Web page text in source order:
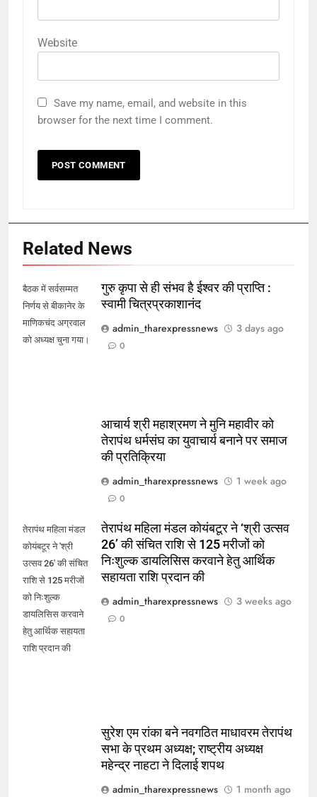
Website
Save my name, email, and website in this
browser for the next time I comment.
Related News
बैठक में सर्वसम्मत
निर्णय से बीकानेर के
माणिकचंद अग्रवाल
को अध्यक्ष चुना गया।
गुरु कृपा से ही संभव है ईश्वर की प्राप्ति :
स्वामी चित्रप्रकाशानंद
admin_tharexpressnews
3 days ago
0
आचार्य श्री महाश्रमण ने मुनि महावीर को
तेरापंथ धर्मसंघ का युवाचार्य बनाने पर समाज
की प्रतिक्रिया
admin_tharexpressnews
1 week ago
0
तेरापंथ महिला मंडल
कोयंबटूर ने 'श्री
उत्सव 26' की संचित
राशि से 125 मरीजों
को निःशुल्क
डायलिसिस करवाने
हेतु आर्थिक सहायता
राशि प्रदान की
तेरापंथ महिला मंडल कोयंबटूर ने ‘श्री उत्सव
26’ की संचित राशि से 125 मरीजों को
निःशुल्क डायलिसिस करवाने हेतु आर्थिक
सहायता राशि प्रदान की
admin_tharexpressnews
3 weeks ago
0
सुरेश एम रांका बने नवगठित माधावरम तेरापंथ
सभा के प्रथम अध्यक्ष; राष्ट्रीय अध्यक्ष
महेन्द्र नाहटा ने दिलाई शपथ
admin_tharexpressnews
1 month ago